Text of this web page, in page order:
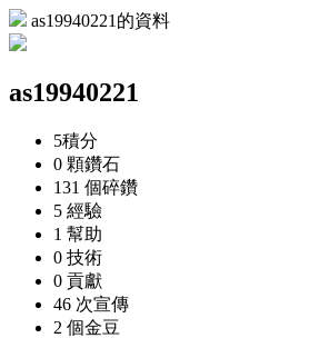
as19940221的資料
as19940221
5積分
0 顆鑽石
131 個碎鑽
5 經驗
1 幫助
0 技術
0 貢獻
46 次宣傳
2 個金豆